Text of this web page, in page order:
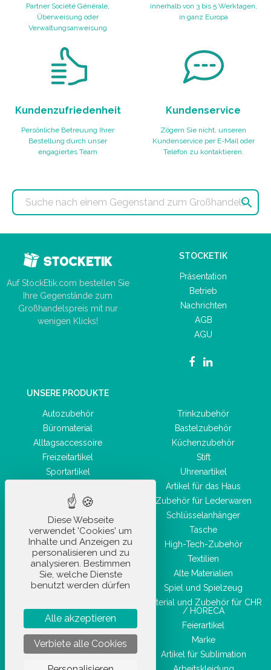
Partner Société Générale,
Überweisung oder
Verwaltungsanweisung
innerhalb von 3 bis 5 Werktagen,
in ganz Europa
Kundenzufriedenheit
Persönliche Betreuung Ihrer
Bestellung durch unser
engagiertes Team
Kundenservice
Zögern Sie nicht, unseren
Kundenservice per E-Mail oder
Telefon zu kontaktieren.

Auf StockEtik.com bestellen Sie
Ihre Gegenstände zum
Großhandelspreis mit nur
wenigen Klicks!
STOCKETIK
Präsentation
Betrieb
Nachrichten
AGB
AGU
UNSERE PRODUKTE
Autozubehör
Büromaterial
Alltagsaccessoire
Freizeitartikel
Sportartikel
Gesundheitsprodukte
Taschenwaren
Schönheitszubehör
Trinkzubehör
Bastelzubehör
Küchenzubehör
Stift
Uhrenartikel
Artikel für das Haus
Zubehör für Lederwaren
Schlüsselanhänger
Tasche
High-Tech-Zubehör
Textilien
Alte Materialien
Spiel und Spielzeug
Material und Zubehör für CHR
/ HORECA
Feierartikel
Marke
Artikel für Sublimation
Diese Webseite
verwendet 'Cookies' um
Inhalte und Anzeigen zu
personalisieren und zu
analysieren. Bestimmen
Sie, welche Dienste
benutzt werden dürfen
Alle akzeptieren
Verbiete alle Cookies